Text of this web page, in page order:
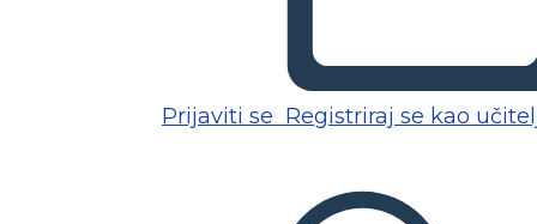
Prijaviti se Registriraj se kao